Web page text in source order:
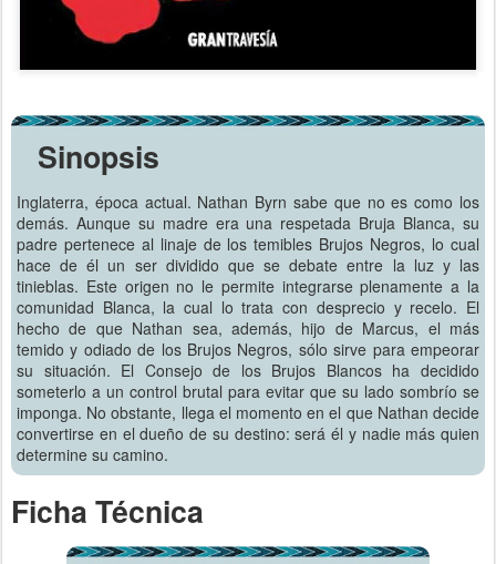
Sinopsis
Inglaterra, época actual. Nathan Byrn sabe que no es como los
demás. Aunque su madre era una respetada Bruja Blanca, su
padre pertenece al linaje de los temibles Brujos Negros, lo cual
hace de él un ser dividido que se debate entre la luz y las
tinieblas. Este origen no le permite integrarse plenamente a la
comunidad Blanca, la cual lo trata con desprecio y recelo. El
hecho de que Nathan sea, además, hijo de Marcus, el más
temido y odiado de los Brujos Negros, sólo sirve para empeorar
su situación. El Consejo de los Brujos Blancos ha decidido
someterlo a un control brutal para evitar que su lado sombrío se
imponga. No obstante, llega el momento en el que Nathan decide
convertirse en el dueño de su destino: será él y nadie más quien
determine su camino.
Ficha Técnica